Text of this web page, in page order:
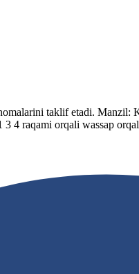
taklif etadi.
4 raqami orqali wassap